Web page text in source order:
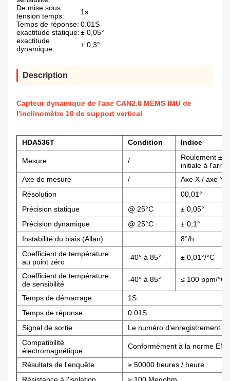
De mise sous
tension temps:
1s
Temps de réponse: 0.01S
exactitude statique:± 0,05°
exactitude
dynamique:
± 0,3°
Description
Capteur dynamique de l'axe CAN2.0 MEMS IMU de
l'inclinomètre 10 de support vertical
HDA536T Condition Indice
Mesure /
Roulement ±
initiale à
Axe de mesure
/
Axe X / axe Y
Résolution
00,01°
Précision statique
@ 25°C
± 0,05°
Précision dynamique
@ 25°C
± 0,1°
Instabilité du biais (Allan)
8°/h
Coefficient de température
au point zéro
-40° à 85° ± 0,01°/°C
Coefficient de température
de sensibilité
-40° à 85° ≤ 100 ppm/°C
Temps de démarrage
1S
Temps de réponse
0.01S
Signal de sortie
Le numéro d'enregistrement
Compatibilité
électromagnétique
Conformément à la norme
Résultats de l'enquête
≥ 50000 heures / heure